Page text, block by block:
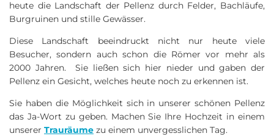
heute die Landschaft der Pellenz durch Felder, Bachläufe,
Burgruinen und stille Gewässer.
Diese Landschaft beeindruckt nicht nur heute viele
Besucher, sondern auch schon die Römer vor mehr als
2000 Jahren. Sie ließen sich hier nieder und gaben der
Pellenz ein Gesicht, welches heute noch zu erkennen ist.
Sie haben die Möglichkeit sich in unserer schönen Pellenz
das Ja-Wort zu geben. Machen Sie Ihre Hochzeit in einem
unserer Trauräume zu einem unvergesslichen Tag.